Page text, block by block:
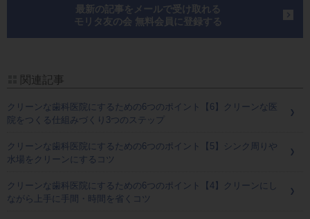
最新の記事をメールで受け取れる
モリタ友の会 無料会員に登録する
関連記事
クリーンな歯科医院にするための6つのポイント【6】クリーンな医
院をつくる仕組みづくり3つのステップ
クリーンな歯科医院にするための6つのポイント【5】シンク周りや
水場をクリーンにするコツ
クリーンな歯科医院にするための6つのポイント【4】クリーンにし
ながら上手に手間・時間を省くコツ